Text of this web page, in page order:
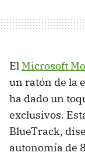
El Microsoft
un ratón de la
ha dado un
exclusivos.
BlueTrack,
autonomía de